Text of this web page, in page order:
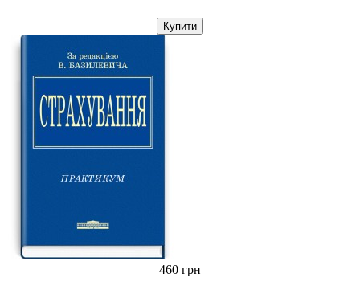
Купити
460 грн